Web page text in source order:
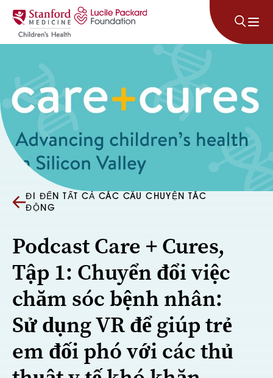
Bỏ qua nội dung
ĐI ĐẾN TẤT CẢ CÁC CÂU CHUYỆN TÁC
ĐỘNG
Podcast Care + Cures,
Tập 1: Chuyển đổi việc
chăm sóc bệnh nhân:
Sử dụng VR để giúp trẻ
em đối phó với các thủ